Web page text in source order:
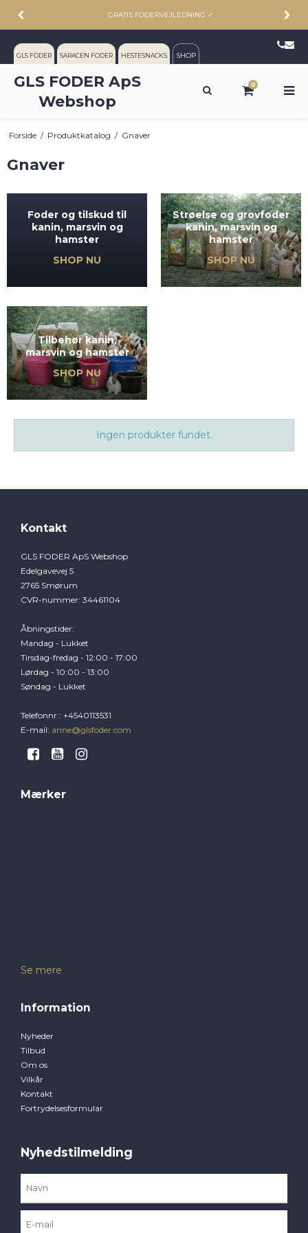
GRATIS FODERVEJLEDNING ✓
GLS FODER SARACEN FODER HESTESNACKS SHOP
GLS FODER ApS
Webshop
0
Forside / Produktkatalog / Gnaver
Gnaver
Foder og tilskud til
kanin, marsvin og
hamster
SHOP NU
Strøelse og grovfoder
kanin, marsvin og
hamster
SHOP NU
Tilbehør kanin,
marsvin og hamster
SHOP NU
Ingen produkter fundet.
Kontakt
GLS FODER ApS Webshop
Edelgavevej 5
2765 Smørum
CVR-nummer: 34461104
Åbningstider:
Mandag - Lukket
Tirsdag-fredag - 12:00 - 17:00
Lørdag - 10:00 - 13:00
Søndag - Lukket
Telefonnr. : +4540113531
E-mail: anne@glsfoder.com
Mærker
Se mere
Information
Nyheder
Tilbud
Om os
Vilkår
Kontakt
Fortrydelsesformular
Nyhedstilmelding